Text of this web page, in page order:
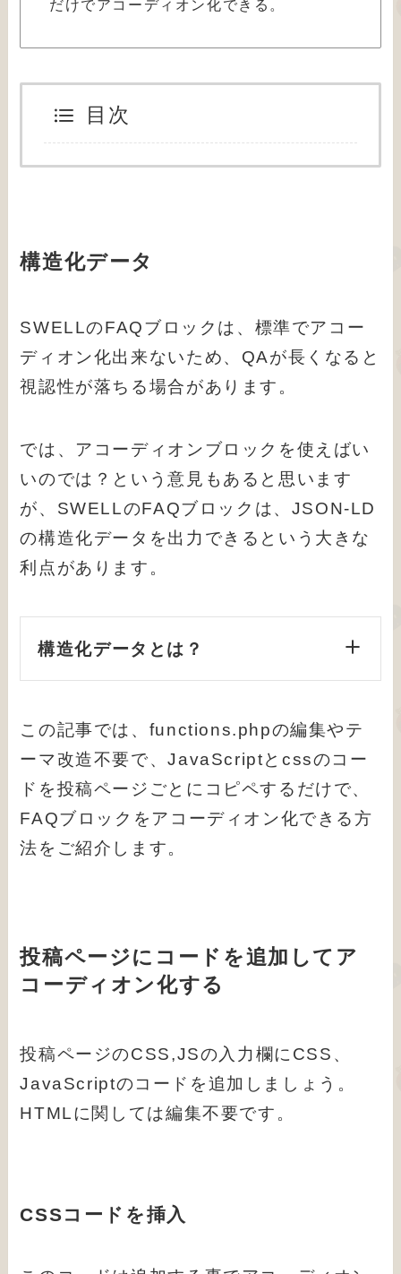
目次
構造化データ
SWELLのFAQブロックは、標準でアコー
ディオン化出来ないため、QAが長くなると
視認性が落ちる場合があります。
では、アコーディオンブロックを使えばい
いのでは？という意見もあると思います
が、SWELLのFAQブロックは、JSON-LD
の構造化データを出力できるという大きな
利点があります。
構造化データとは？
この記事では、functions.phpの編集やテ
ーマ改造不要で、JavaScriptとcssのコー
ドを投稿ページごとにコピペするだけで、
FAQブロックをアコーディオン化できる方
法をご紹介します。
投稿ページにコードを追加してア
コーディオン化する
投稿ページのCSS,JSの入力欄にCSS、
JavaScriptのコードを追加しましょう。
HTMLに関しては編集不要です。
CSSコード を挿入